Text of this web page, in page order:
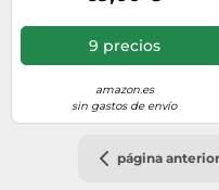
Schnellladefunktion -
Schwarz
9 precios
amazon.es
sin gastos de envío
página anterior